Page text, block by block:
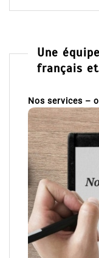
Une
français
Nos services –